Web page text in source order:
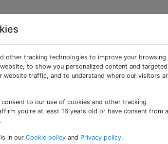
ASCII-
(zBhier)
other tracking technologies to improve your browsing
to show you personalized content and targeted
website traffic, and to understand where our visitors
consent to our use of cookies and other tracking
you're at least 16 years old or have consent from a
in our Cookie policy and Privacy policy.